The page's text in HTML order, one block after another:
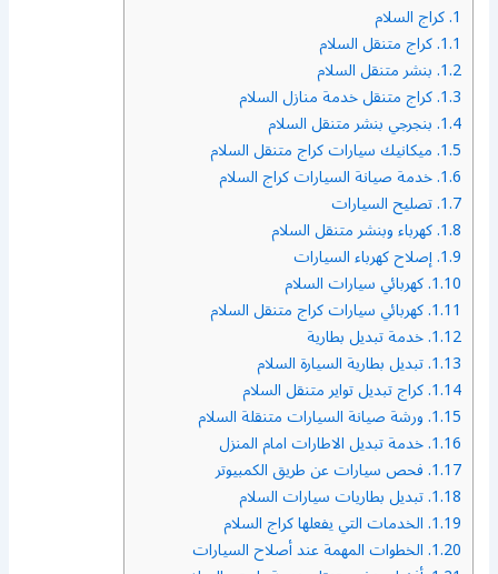
1. كراج السلام
1.1. كراج متنقل السلام
1.2. بنشر متنقل السلام
1.3. كراج متنقل خدمة منازل السلام
1.4. بنجرجي بنشر متنقل السلام
1.5. ميكانيك سيارات كراج متنقل السلام
1.6. خدمة صيانة السيارات كراج السلام
1.7. تصليح السيارات
1.8. كهرباء وبنشر متنقل السلام
1.9. إصلاح كهرباء السيارات
1.10. كهربائي سيارات السلام
1.11. كهربائي سيارات كراج متنقل السلام
1.12. خدمة تبديل بطارية
1.13. تبديل بطارية السيارة السلام
1.14. كراج تبديل تواير متنقل السلام
1.15. ورشة صيانة السيارات متنقلة السلام
1.16. خدمة تبديل الاطارات امام المنزل
1.17. فحص سيارات عن طريق الكمبيوتر
1.18. تبديل بطاريات سيارات السلام
1.19. الخدمات التي يفعلها كراج السلام
1.20. الخطوات المهمة عند أصلاح السيارات